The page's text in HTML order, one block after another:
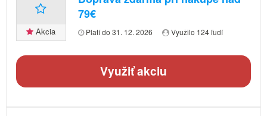
Akcia
79€
Platí do 31. 12. 2026 Využilo 124 ľudí
Využiť akciu